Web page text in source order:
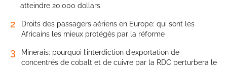
atteindre 20.000 dollars
2
Droits des passagers aériens en Europe: qui sont les
Africains les mieux protégés par la réforme
3
Minerais: pourquoi l’interdiction d’exportation de
concentrés de cobalt et de cuivre par la RDC perturbera le